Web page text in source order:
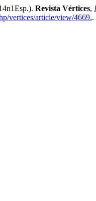
Revista Vértices,
vertices/article/view/4669..